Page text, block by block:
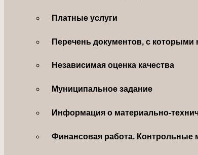
Платные услуги
Перечень документов, с которыми
Независимая оценка качества
Муниципальное задание
Информация о материально-
Финансовая работа. Контрольные